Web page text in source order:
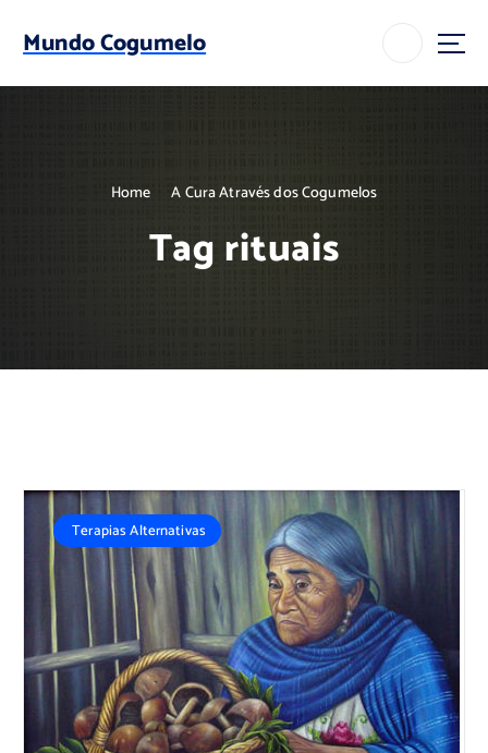
p
Mundo Cogumelo
Home A Cura Através dos Cogumelos
Tag rituais
Terapias Alternativas